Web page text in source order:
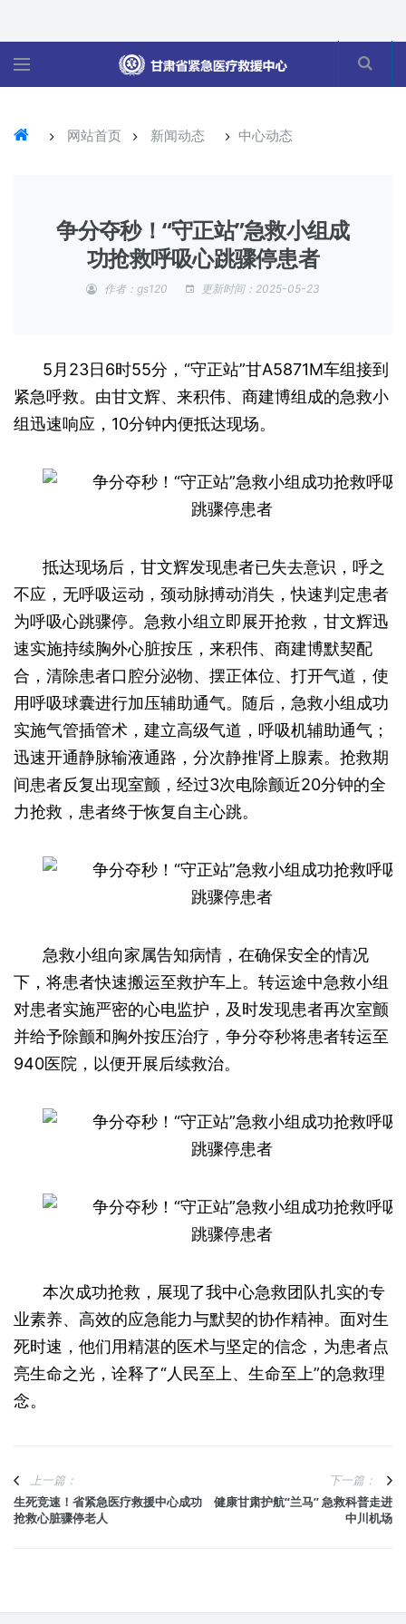
网站首页 新闻动态 中心动态
争分夺秒！“守正站”急救小组成
功抢救呼吸心跳骤停患者
作者：gs120 更新时间：2025-05-23
5月23日6时55分，“守正站”甘A5871M车组接到
紧急呼救。由甘文辉、来积伟、商建博组成的急救小
组迅速响应，10分钟内便抵达现场。
抵达现场后，甘文辉发现患者已失去意识，呼之
不应，无呼吸运动，颈动脉搏动消失，快速判定患者
为呼吸心跳骤停。急救小组立即展开抢救，甘文辉迅
速实施持续胸外心脏按压，来积伟、商建博默契配
合，清除患者口腔分泌物、摆正体位、打开气道，使
用呼吸球囊进行加压辅助通气。随后，急救小组成功
实施气管插管术，建立高级气道，呼吸机辅助通气；
迅速开通静脉输液通路，分次静推肾上腺素。抢救期
间患者反复出现室颤，经过3次电除颤近20分钟的全
力抢救，患者终于恢复自主心跳。
急救小组向家属告知病情，在确保安全的情况
下，将患者快速搬运至救护车上。转运途中急救小组
对患者实施严密的心电监护，及时发现患者再次室颤
并给予除颤和胸外按压治疗，争分夺秒将患者转运至
940医院，以便开展后续救治。
本次成功抢救，展现了我中心急救团队扎实的专
业素养、高效的应急能力与默契的协作精神。面对生
死时速，他们用精湛的医术与坚定的信念，为患者点
亮生命之光，诠释了“人民至上、生命至上”的急救理
念。
上一篇：
生死竞速！省紧急医疗救援中心成功
抢救心脏骤停老人
下一篇：
健康甘肃护航“兰马” 急救科普走进
中川机场